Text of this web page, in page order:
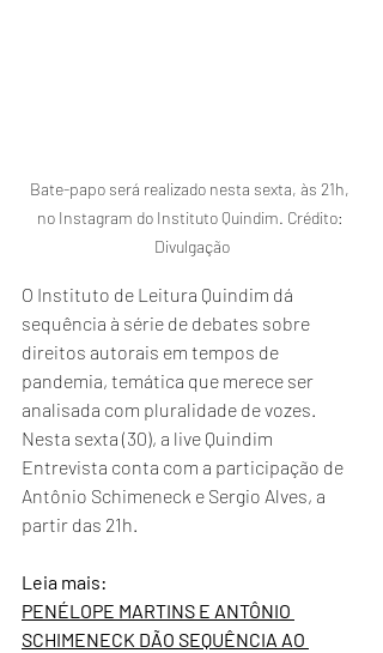
Bate-papo será realizado nesta sexta, às 21h,
no Instagram do Instituto Quindim. Crédito:
Divulgação
O Instituto de Leitura Quindim dá
sequência à série de debates sobre
direitos autorais em tempos de
pandemia, temática que merece ser
analisada com pluralidade de vozes.
Nesta sexta (30), a live Quindim
Entrevista conta com a participação de
Antônio Schimeneck e Sergio Alves, a
partir das 21h.
Leia mais:
PENÉLOPE MARTINS E ANTÔNIO
SCHIMENECK DÃO SEQUÊNCIA AO